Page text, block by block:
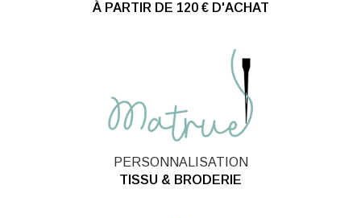
À PARTIR DE 120 € D'ACHAT
PERSONNALISATION
TISSU & BRODERIE